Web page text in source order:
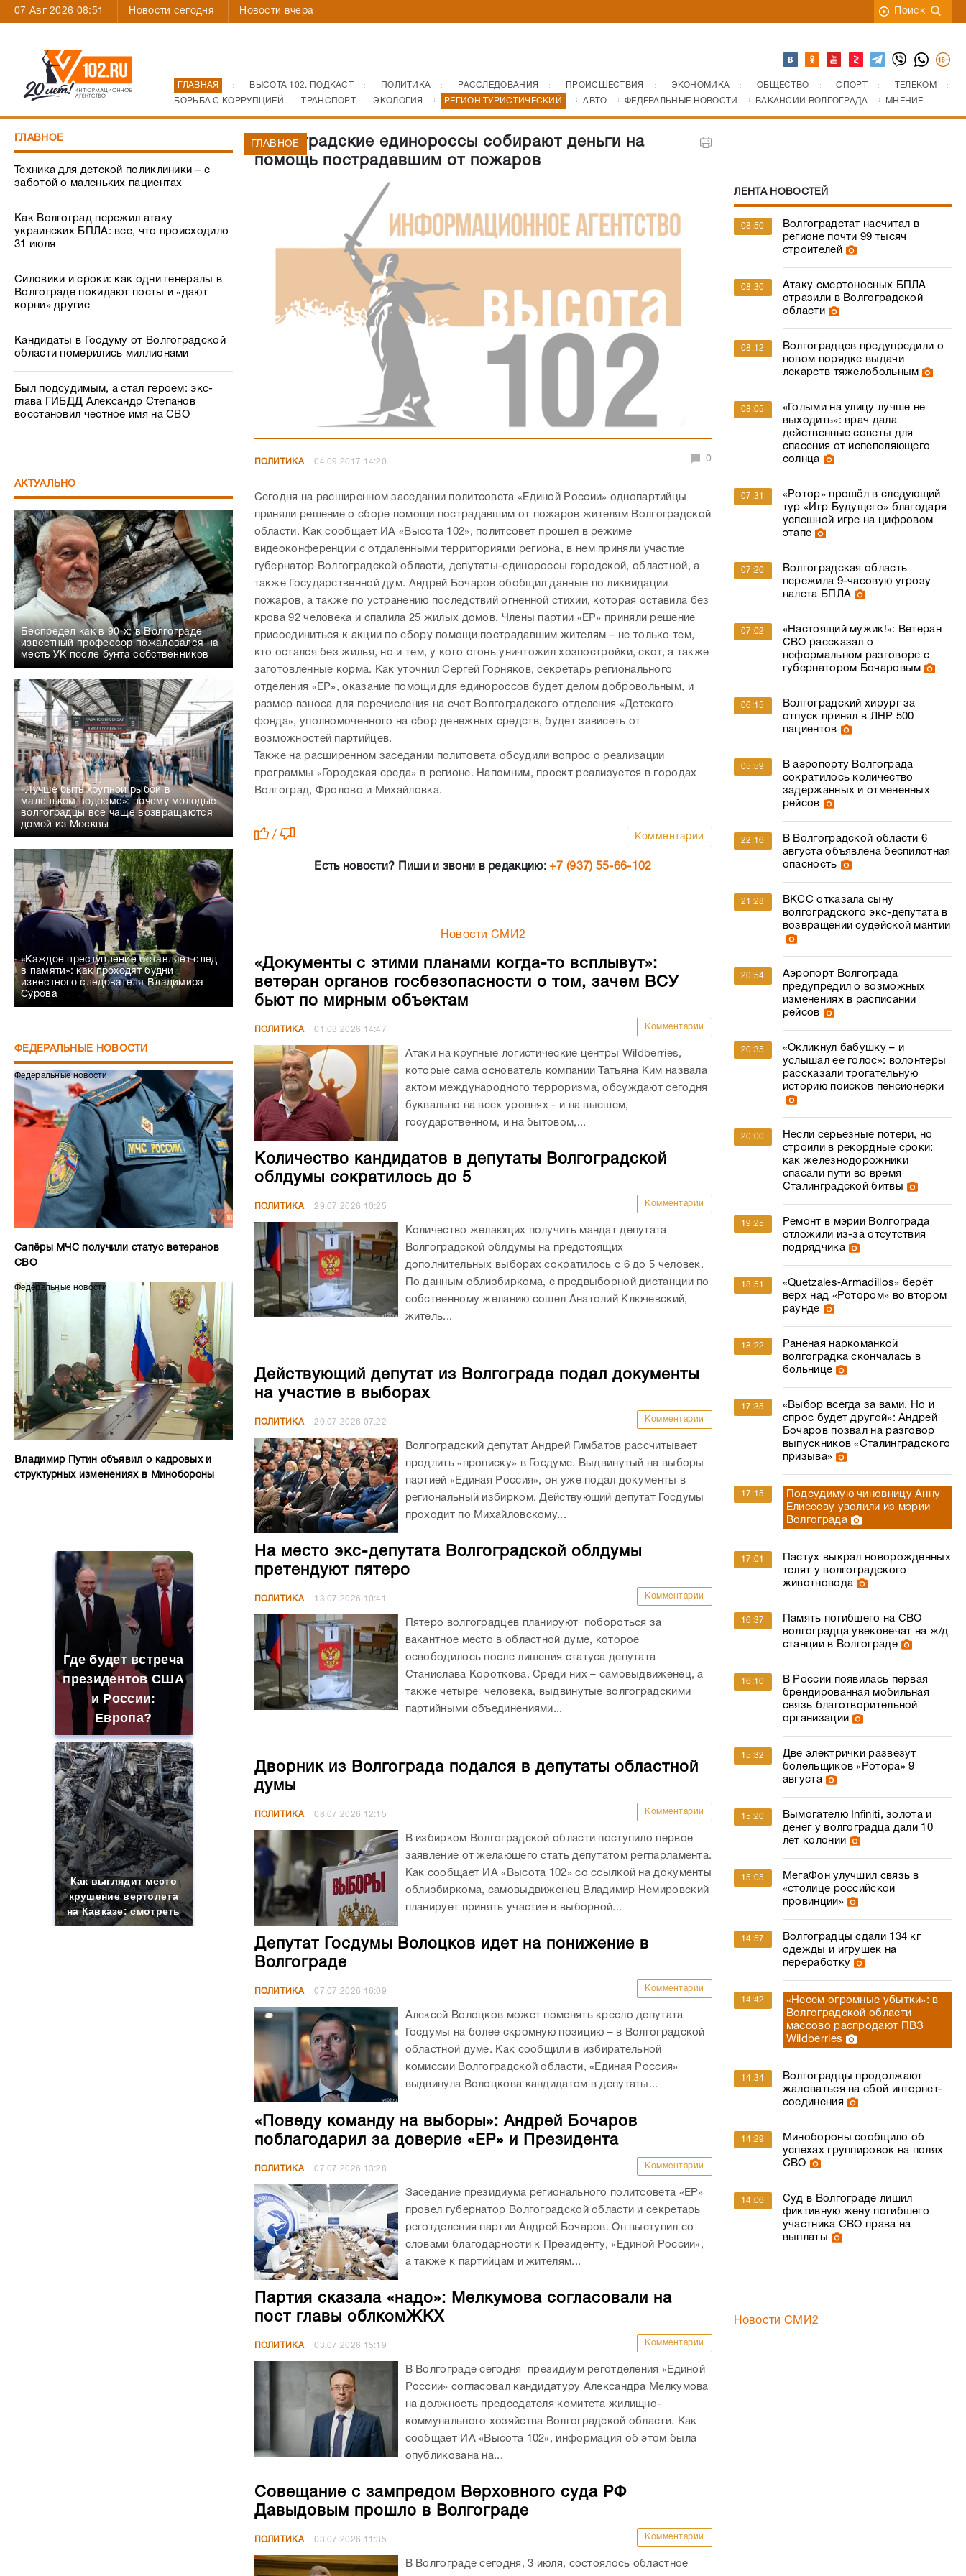
07 Авг 2026 08:51 Новости сегодня Новости вчера Поиск
ГЛАВНАЯ ВЫСОТА 102. ПОДКАСТ ПОЛИТИКА РАССЛЕДОВАНИЯ ПРОИСШЕСТВИЯ ЭКОНОМИКА ОБЩЕСТВО СПОРТ
ТЕЛЕКОМ
БОРЬБА С КОРРУПЦИЕЙ
ТРАНСПОРТ ЭКОЛОГИЯ РЕГИОН ТУРИСТИЧЕСКИЙ АВТО ФЕДЕРАЛЬНЫЕ НОВОСТИ ВАКАНСИИ ВОЛГОГРАДА МНЕНИЕ
ГЛАВНОЕ
Техника для детской поликлиники – с
заботой о маленьких пациентах
Как Волгоград пережил атаку
украинских БПЛА: все, что происходило
31 июля
Силовики и сроки: как одни генералы в
Волгограде покидают посты и «дают
корни» другие
Кандидаты в Госдуму от Волгоградской
области померились миллионами
Был подсудимым, а стал героем: экс-
глава ГИБДД Александр Степанов
восстановил честное имя на СВО
АКТУАЛЬНО
Беспредел как в 90-х: в Волгограде
известный профессор пожаловался на
месть УК после бунта собственников
«Лучше быть крупной рыбой в
маленьком водоеме»: почему молодые
волгоградцы все чаще возвращаются
домой из Москвы
«Каждое преступление оставляет след
в памяти»: как проходят будни
известного следователя Владимира
Сурова
ФЕДЕРАЛЬНЫЕ НОВОСТИ
Федеральные новости
Сапёры МЧС получили статус ветеранов
СВО
Федеральные новости
Владимир Путин объявил о кадровых и
структурных изменениях в Минобороны
Где будет встреча
президентов США
и России:
Европа?
Как выглядит место
крушение вертолета
на Кавказе: смотреть
Волгоградские единороссы собирают деньги на
помощь пострадавшим от пожаров
ГЛАВНОЕ
ПОЛИТИКА 04.09.2017 14:20 0
Сегодня на расширенном заседании политсовета «Единой России» однопартийцы
приняли решение о сборе помощи пострадавшим от пожаров жителям Волгоградской
области. Как сообщает ИА «Высота 102», политсовет прошел в режиме
видеоконференции с отдаленными территориями региона, в нем приняли участие
губернатор Волгоградской области, депутаты-единороссы городской, областной, а
также Государственной дум. Андрей Бочаров обобщил данные по ликвидации
пожаров, а также по устранению последствий огненной стихии, которая оставила без
крова 92 человека и спалила 25 жилых домов. Члены партии «ЕР» приняли решение
присоединиться к акции по сбору помощи пострадавшим жителям – не только тем,
кто остался без жилья, но и тем, у кого огонь уничтожил хозпостройки, скот, а также
заготовленные корма. Как уточнил Сергей Горняков, секретарь регионального
отделения «ЕР», оказание помощи для единороссов будет делом добровольным, и
размер взноса для перечисления на счет Волгоградского отделения «Детского
фонда», уполномоченного на сбор денежных средств, будет зависеть от
возможностей партийцев.
Также на расширенном заседании политовета обсудили вопрос о реализации
программы «Городская среда» в регионе. Напомним, проект реализуется в городах
Волгоград, Фролово и Михайловка.
/ Комментарии
Есть новости? Пиши и звони в редакцию:+7 (937) 55-66-102
Новости СМИ2
«Документы с этими планами когда-то всплывут»:
ветеран органов госбезопасности о том, зачем ВСУ
бьют по мирным объектам
ПОЛИТИКА 01.08.2026 14:47 Комментарии
Атаки на крупные логистические центры Wildberries,
которые сама основатель компании Татьяна Ким назвала
актом международного терроризма, обсуждают сегодня
буквально на всех уровнях - и на высшем,
государственном, и на бытовом,...
Количество кандидатов в депутаты Волгоградской
облдумы сократилось до 5
ПОЛИТИКА 29.07.2026 10:25 Комментарии
Количество желающих получить мандат депутата
Волгоградской облдумы на предстоящих
дополнительных выборах сократилось с 6 до 5 человек.
По данным облизбиркома, с предвыборной дистанции по
собственному желанию сошел Анатолий Ключевский,
житель...
Действующий депутат из Волгограда подал документы
на участие в выборах
ПОЛИТИКА 20.07.2026 07:22 Комментарии
Волгоградский депутат Андрей Гимбатов рассчитывает
продлить «прописку» в Госдуме. Выдвинутый на выборы
партией «Единая Россия», он уже подал документы в
региональный избирком. Действующий депутат Госдумы
проходит по Михайловскому...
На место экс-депутата Волгоградской облдумы
претендуют пятеро
ПОЛИТИКА 13.07.2026 10:41 Комментарии
Пятеро волгоградцев планируют побороться за
вакантное место в областной думе, которое
освободилось после лишения статуса депутата
Станислава Короткова. Среди них – самовыдвиженец, а
также четыре человека, выдвинутые волгоградскими
партийными объединениями...
Дворник из Волгограда подался в депутаты областной
думы
ПОЛИТИКА 08.07.2026 12:15 Комментарии
В избирком Волгоградской области поступило первое
заявление от желающего стать депутатом регпарламента.
Как сообщает ИА «Высота 102» со ссылкой на документы
облизбиркома, самовыдвиженец Владимир Немировский
планирует принять участие в выборной...
Депутат Госдумы Волоцков идет на понижение в
Волгограде
ПОЛИТИКА 07.07.2026 16:09 Комментарии
Алексей Волоцков может поменять кресло депутата
Госдумы на более скромную позицию – в Волгоградской
областной думе. Как сообщили в избирательной
комиссии Волгоградской области, «Единая Россия»
выдвинула Волоцкова кандидатом в депутаты...
«Поведу команду на выборы»: Андрей Бочаров
поблагодарил за доверие «ЕР» и Президента
ПОЛИТИКА 07.07.2026 13:28 Комментарии
Заседание президиума регионального политсовета «ЕР»
провел губернатор Волгоградской области и секретарь
реготделения партии Андрей Бочаров. Он выступил со
словами благодарности к Президенту, «Единой России»,
а также к партийцам и жителям...
Партия сказала «надо»: Мелкумова согласовали на
пост главы облкомЖКХ
ПОЛИТИКА 03.07.2026 15:19 Комментарии
В Волгограде сегодня президиум реготделения «Единой
России» согласовал кандидатуру Александра Мелкумова
на должность председателя комитета жилищно-
коммунального хозяйства Волгоградской области. Как
сообщает ИА «Высота 102», информация об этом была
опубликована на...
Совещание с зампредом Верховного суда РФ
Давыдовым прошло в Волгограде
ПОЛИТИКА 03.07.2026 11:35 Комментарии
В Волгограде сегодня, 3 июля, состоялось областное
ЛЕНТА НОВОСТЕЙ
08:50
Волгоградстат насчитал в
регионе почти 99 тысяч
строителей
08:30
Атаку смертоносных БПЛА
отразили в Волгоградской
области
08:12
Волгоградцев предупредили о
новом порядке выдачи
лекарств тяжелобольным
08:05
«Голыми на улицу лучше не
выходить»: врач дала
действенные советы для
спасения от испепеляющего
солнца
07:31
«Ротор» прошёл в следующий
тур «Игр Будущего» благодаря
успешной игре на цифровом
этапе
07:20
Волгоградская область
пережила 9-часовую угрозу
налета БПЛА
07:02
«Настоящий мужик!»: Ветеран
СВО рассказал о
неформальном разговоре с
губернатором Бочаровым
06:15
Волгоградский хирург за
отпуск принял в ЛНР 500
пациентов
05:59
В аэропорту Волгограда
сократилось количество
задержанных и отмененных
рейсов
22:16
В Волгоградской области 6
августа объявлена беспилотная
опасность
21:28
ВКСС отказала сыну
волгоградского экс-депутата в
возвращении судейской мантии
20:54
Аэропорт Волгограда
предупредил о возможных
изменениях в расписании
рейсов
20:35
«Окликнул бабушку – и
услышал ее голос»: волонтеры
рассказали трогательную
историю поисков пенсионерки
20:00
Несли серьезные потери, но
строили в рекордные сроки:
как железнодорожники
спасали пути во время
Сталинградской битвы
19:25
Ремонт в мэрии Волгограда
отложили из-за отсутствия
подрядчика
18:51
«Quetzales‑Armadillos» берёт
верх над «Ротором» во втором
раунде
18:22
Раненая наркоманкой
волгоградка скончалась в
больнице
17:35
«Выбор всегда за вами. Но и
спрос будет другой»: Андрей
Бочаров позвал на разговор
выпускников «Сталинградского
призыва»
17:15
Подсудимую чиновницу Анну
Елисееву уволили из мэрии
Волгограда
17:01
Пастух выкрал новорожденных
телят у волгоградского
животновода
16:37
Память погибшего на СВО
волгоградца увековечат на ж/д
станции в Волгограде
16:10
В России появилась первая
брендированная мобильная
связь благотворительной
организации
15:32
Две электрички развезут
болельщиков «Ротора» 9
августа
15:20
Вымогателю Infiniti, золота и
денег у волгоградца дали 10
лет колонии
15:05
МегаФон улучшил связь в
«столице российской
провинции»
14:57
Волгоградцы сдали 134 кг
одежды и игрушек на
переработку
14:42
«Несем огромные убытки»: в
Волгоградской области
массово распродают ПВЗ
Wildberries
14:34
Волгоградцы продолжают
жаловаться на сбой интернет-
соединения
14:29
Минобороны сообщило об
успехах группировок на полях
СВО
14:06
Суд в Волгограде лишил
фиктивную жену погибшего
участника СВО права на
выплаты
Новости СМИ2